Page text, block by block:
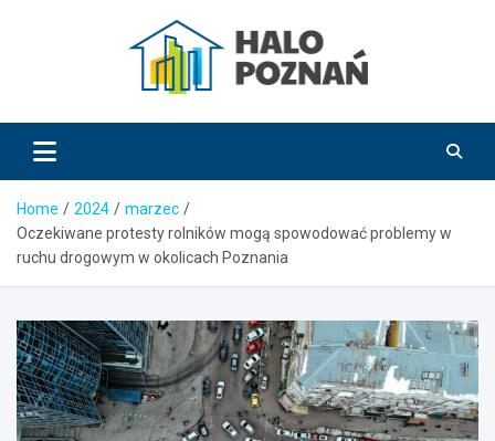
HaloPoznań.pl
Home 2024
marzec
Oczekiwane protesty rolników mogą spowodować problemy w
ruchu drogowym w okolicach Poznania